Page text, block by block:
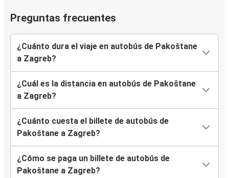
Preguntas frecuentes
¿Cuánto dura el viaje en autobús de Pakoštane
a Zagreb?
¿Cuál es la distancia en autobús de Pakoštane
a Zagreb?
¿Cuánto cuesta el billete de autobús de
Pakoštane a Zagreb?
¿Cómo se paga un billete de autobús de
Pakoštane a Zagreb?